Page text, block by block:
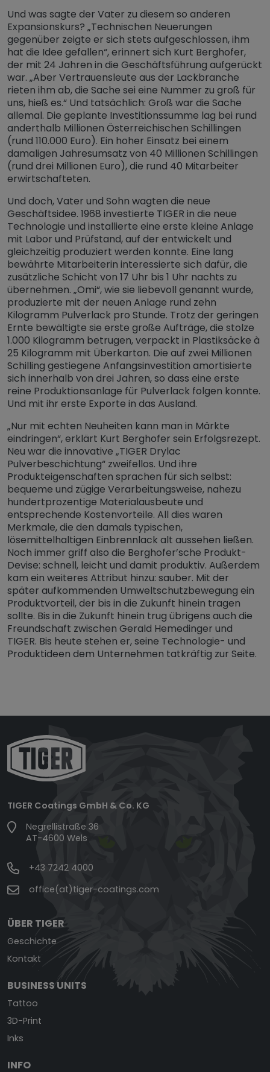
Und was sagte der Vater zu diesem so anderen
Expansionskurs? „Technischen Neuerungen
gegenüber zeigte er sich stets aufgeschlossen, ihm
hat die Idee gefallen“, erinnert sich Kurt Berghofer,
der mit 24 Jahren in die Geschäftsführung aufgerückt
war. „Aber Vertrauensleute aus der Lackbranche
rieten ihm ab, die Sache sei eine Nummer zu groß für
uns, hieß es.“ Und tatsächlich: Groß war die Sache
allemal. Die geplante Investitionssumme lag bei rund
anderthalb Millionen Österreichischen Schillingen
(rund 110.000 Euro). Ein hoher Einsatz bei einem
damaligen Jahresumsatz von 40 Millionen Schillingen
(rund drei Millionen Euro), die rund 40 Mitarbeiter
erwirtschafteten.
Und doch, Vater und Sohn wagten die neue
Geschäftsidee. 1968 investierte TIGER in die neue
Technologie und installierte eine erste kleine Anlage
mit Labor und Prüfstand, auf der entwickelt und
gleichzeitig produziert werden konnte. Eine lang
bewährte Mitarbeiterin interessierte sich dafür, die
zusätzliche Schicht von 17 Uhr bis 1 Uhr nachts zu
übernehmen. „Omi“, wie sie liebevoll genannt wurde,
produzierte mit der neuen Anlage rund zehn
Kilogramm Pulverlack pro Stunde. Trotz der geringen
Ernte bewältigte sie erste große Aufträge, die stolze
1.000 Kilogramm betrugen, verpackt in Plastiksäcke à
25 Kilogramm mit Überkarton. Die auf zwei Millionen
Schilling gestiegene Anfangsinvestition amortisierte
sich innerhalb von drei Jahren, so dass eine erste
reine Produktionsanlage für Pulverlack folgen konnte.
Und mit ihr erste Exporte in das Ausland.
„Nur mit echten Neuheiten kann man in Märkte
eindringen“, erklärt Kurt Berghofer sein Erfolgsrezept.
Neu war die innovative „TIGER Drylac
Pulverbeschichtung“ zweifellos. Und ihre
Produkteigenschaften sprachen für sich selbst:
bequeme und zügige Verarbeitungsweise, nahezu
hundertprozentige Materialausbeute und
entsprechende Kostenvorteile. All dies waren
Merkmale, die den damals typischen,
lösemittelhaltigen Einbrennlack alt aussehen ließen.
Noch immer griff also die Berghofer’sche Produkt-
Devise: schnell, leicht und damit produktiv. Außerdem
kam ein weiteres Attribut hinzu: sauber. Mit der
später aufkommenden Umweltschutzbewegung ein
Produktvorteil, der bis in die Zukunft hinein tragen
sollte. Bis in die Zukunft hinein trug übrigens auch die
Freundschaft zwischen Gerald Hemedinger und
TIGER. Bis heute stehen er, seine Technologie- und
Produktideen dem Unternehmen tatkräftig zur Seite.
TIGER Coatings GmbH & Co. KG
Negrellistraße 36
AT-4600 Wels
+43 7242 4000
office(at)tiger-coatings.com
ÜBER TIGER
Geschichte
Kontakt
BUSINESS UNITS
Tattoo
3D-Print
Inks
INFO